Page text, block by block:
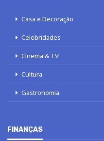
Casa e Decoração
Celebridades
Cinema & TV
Cultura
Gastronomia
FINANÇAS